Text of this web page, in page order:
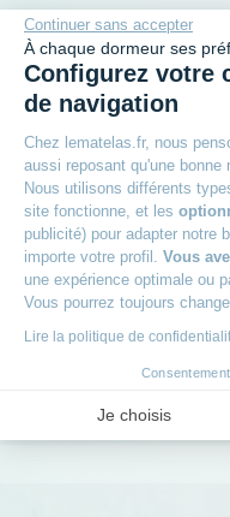
Continuer sans accepter
À chaque dormeur ses
Configurez votre
de navigation
Chez lematelas.fr, nous
aussi reposant qu'une bonne
Nous utilisons différents
site fonctionne, et les
publicité) pour adapter notre
importe votre profil. Vous
une expérience optimale ou
Vous pourrez toujours
Lire la politique de
Je choisis
Plus qu'une
Garantie 5 ans
30 jours pour
Livraison offerte
Livraison à
Des experts à